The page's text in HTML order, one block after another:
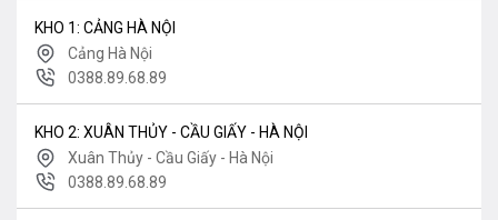
KHO 1: CẢNG HÀ NỘI
Cảng Hà Nội
0388.89.68.89
KHO 2: XUÂN THỦY - CẦU GIẤY - HÀ NỘI
Xuân Thủy - Cầu Giấy - Hà Nội
0388.89.68.89